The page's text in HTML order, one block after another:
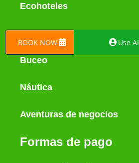
Ecohoteles
Islas
Buceo
Náutica
Aventuras de negocios
Formas de pago
BOOK NOW Use AI